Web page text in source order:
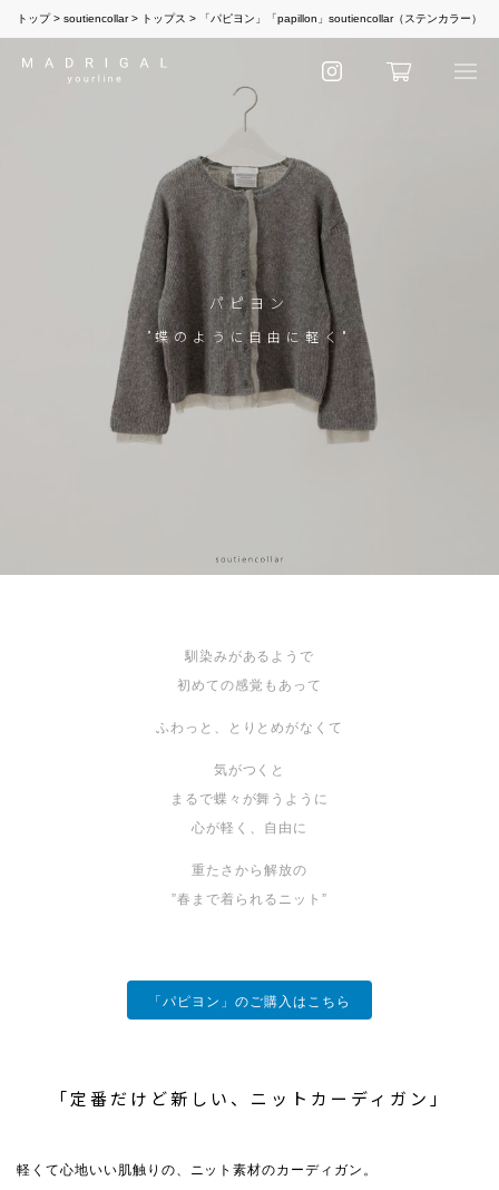
トップ soutiencollar トップス 「パピヨン」「papillon」soutiencollar（ステンカラー）
パピヨン
”蝶のように自由に軽く"
馴染みがあるようで
初めての感覚もあって
ふわっと、とりとめがなくて
気がつくと
まるで蝶々が舞うように
心が軽く、自由に
重たさから解放の
”春まで着られるニット”
「パピヨン」のご購入はこちら
「定番だけど新しい、ニットカーディガン」
軽くて心地いい肌触りの、ニット素材のカーディガン。